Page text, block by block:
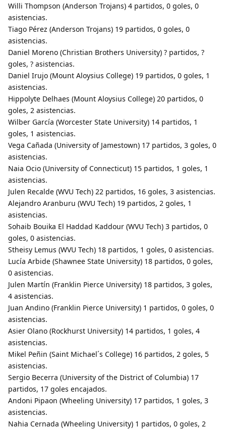
Willi Thompson (Anderson Trojans) 4 partidos, 0 goles, 0
asistencias.
Tiago Pérez (Anderson Trojans) 19 partidos, 0 goles, 0
asistencias.
Daniel Moreno (Christian Brothers University) ? partidos, ?
goles, ? asistencias.
Daniel Irujo (Mount Aloysius College) 19 partidos, 0 goles, 1
asistencias.
Hippolyte Delhaes (Mount Aloysius College) 20 partidos, 0
goles, 2 asistencias.
Wilber García (Worcester State University) 14 partidos, 1
goles, 1 asistencias.
Vega Cañada (University of Jamestown) 17 partidos, 3 goles, 0
asistencias.
Naia Ocio (University of Connecticut) 15 partidos, 1 goles, 1
asistencias.
Julen Recalde (WVU Tech) 22 partidos, 16 goles, 3 asistencias.
Alejandro Aranburu (WVU Tech) 19 partidos, 2 goles, 1
asistencias.
Sohaib Bouika El Haddad Kaddour (WVU Tech) 3 partidos, 0
goles, 0 asistencias.
Stheisy Lemus (WVU Tech) 18 partidos, 1 goles, 0 asistencias.
Lucía Arbide (Shawnee State University) 18 partidos, 0 goles,
0 asistencias.
Julen Martín (Franklin Pierce University) 18 partidos, 3 goles,
4 asistencias.
Juan Andino (Franklin Pierce University) 1 partidos, 0 goles, 0
asistencias.
Asier Olano (Rockhurst University) 14 partidos, 1 goles, 4
asistencias.
Mikel Peñin (Saint Michael´s College) 16 partidos, 2 goles, 5
asistencias.
Sergio Becerra (University of the District of Columbia) 17
partidos, 17 goles encajados.
Andoni Pipaon (Wheeling University) 17 partidos, 1 goles, 3
asistencias.
Nahia Cernada (Wheeling University) 1 partidos, 0 goles, 2